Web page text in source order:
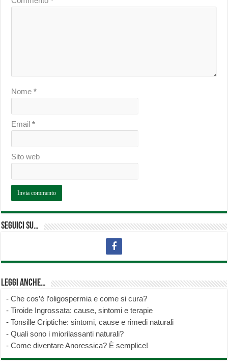
Nome*
Email*
Sito web
Seguici su…
Leggi anche…
-Che cos’è l’oligospermia e come si cura?
-Tiroide Ingrossata: cause, sintomi e terapie
-Tonsille Criptiche: sintomi, cause e rimedi naturali
-Quali sono i miorilassanti naturali?
-Come diventare Anoressica? È semplice!